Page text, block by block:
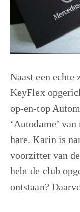
Naast een echte
KeyFlex
op-en-top
‘Autodame’
hare. Karin is
voorzitter van
hebt de club
ontstaan?